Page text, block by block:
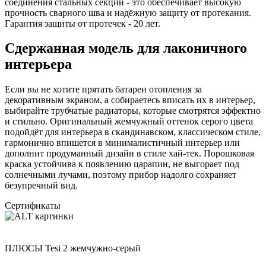
прочность сварного шва и надёжную защиту от протекания.
Гарантия защиты от протечек - 20 лет.
Сдержанная модель для лаконичного
интерьера
Если вы не хотите прятать батареи отопления за
декоративным экраном, а собираетесь вписать их в интерьер,
выбирайте трубчатые радиаторы, которые смотрятся эффектно
и стильно. Оригинальный жемчужный оттенок серого цвета
подойдёт для интерьера в скандинавском, классическом стиле,
гармонично впишется в минималистичный интерьер или
дополнит продуманный дизайн в стиле хай-тек. Порошковая
краска устойчива к появлению царапин, не выгорает под
солнечными лучами, поэтому прибор надолго сохраняет
безупречный вид.
Сертификаты
ПЛЮСЫ Tesi 2 жемчужно-серый